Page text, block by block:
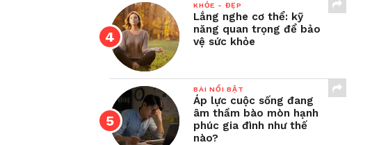
KHỎE - ĐẸP
Lắng nghe cơ thể: kỹ
năng quan trọng để bảo
vệ sức khỏe
BÀI NỔI BẬT
Áp lực cuộc sống đang
âm thầm bào mòn hạnh
phúc gia đình như thế
nào?